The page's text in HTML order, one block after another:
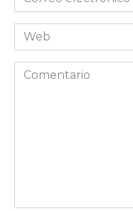
electrónico
*Web
Comentario